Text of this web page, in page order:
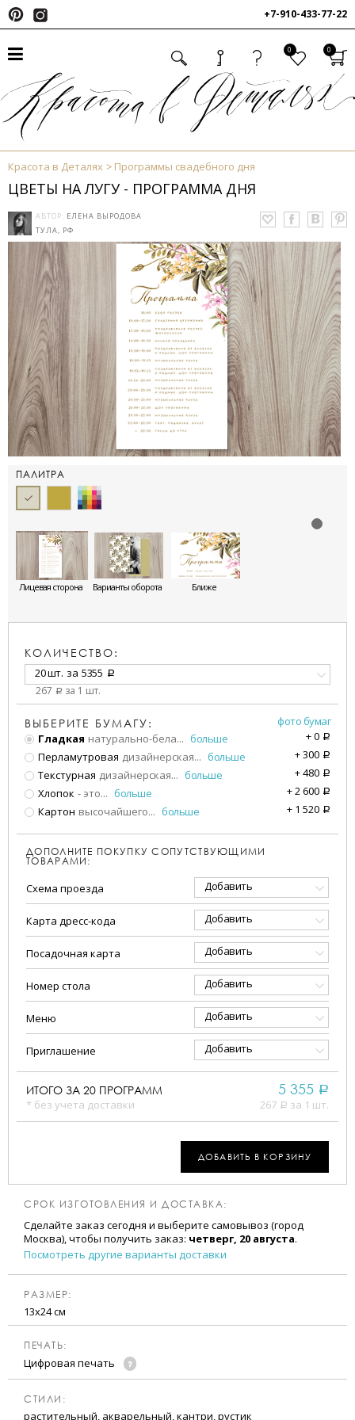
+7-910-433-77-22
0 0
Красота в Деталях Программы свадебного дня
ЦВЕТЫ НА ЛУГУ - ПРОГРАММА ДНЯ
АВТОР: ЕЛЕНА ВЫРОДОВА
ТУЛА, РФ
ПАЛИТРА
Лицевая сторона Варианты оборота Ближе
КОЛИЧЕСТВО:
20 шт. за 5355 a
267 a за 1 шт.
ВЫБЕРИТЕ БУМАГУ:
фото бумаг
Гладкая натурально-бела... больше +0 a
Перламутровая дизайнерская... больше +300 a
Текстурная дизайнерская... больше +480 a
Хлопок - это... больше +2 600 a
Картон высочайшего... больше + 1 520 a
ДОПОЛНИТЕ ПОКУПКУ СОПУТСТВУЮЩИМИ
ТОВАРАМИ:
Схема проезда Добавить
Карта дресс-кода Добавить
Посадочная карта Добавить
Номер стола Добавить
Меню Добавить
Приглашение Добавить
ИТОГО ЗА 20 ПРОГРАММ
* без учета доставки
5 355 a
267 a за 1 шт.
ДОБАВИТЬ В КОРЗИНУ
СРОК ИЗГОТОВЛЕНИЯ И ДОСТАВКА:
Сделайте заказ сегодня и выберите самовывоз (город
Москва), чтобы получить заказ: четверг, 20 августа.
Посмотреть другие варианты доставки
РАЗМЕР:
13х24 см
ПЕЧАТЬ:
Цифровая печать
CТИЛИ:
растительный, акварельный, кантри, рустик